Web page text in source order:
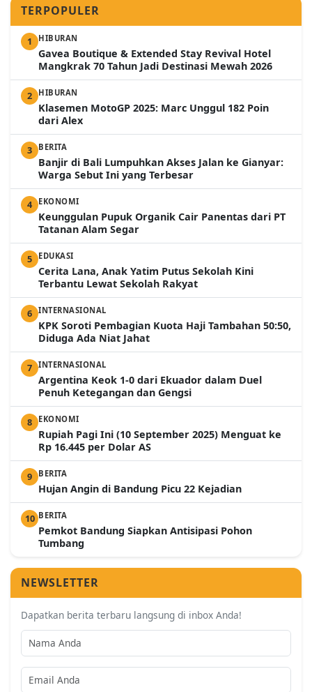
TERPOPULER
1 HIBURAN
Gavea Boutique & Extended Stay Revival Hotel
Mangkrak 70 Tahun Jadi Destinasi Mewah 2026
2 HIBURAN
Klasemen MotoGP 2025: Marc Unggul 182 Poin
dari Alex
3 BERITA
Banjir di Bali Lumpuhkan Akses Jalan ke Gianyar:
Warga Sebut Ini yang Terbesar
4 EKONOMI
Keunggulan Pupuk Organik Cair Panentas dari PT
Tatanan Alam Segar
5 EDUKASI
Cerita Lana, Anak Yatim Putus Sekolah Kini
Terbantu Lewat Sekolah Rakyat
6 INTERNASIONAL
KPK Soroti Pembagian Kuota Haji Tambahan 50:50,
Diduga Ada Niat Jahat
7 INTERNASIONAL
Argentina Keok 1-0 dari Ekuador dalam Duel
Penuh Ketegangan dan Gengsi
8 EKONOMI
Rupiah Pagi Ini (10 September 2025) Menguat ke
Rp 16.445 per Dolar AS
9 BERITA
Hujan Angin di Bandung Picu 22 Kejadian
10 BERITA
Pemkot Bandung Siapkan Antisipasi Pohon
Tumbang
NEWSLETTER
Dapatkan berita terbaru langsung di inbox Anda!